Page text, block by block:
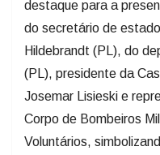
destaque para a
do secretário de
Hildebrandt (PL), do
(PL), presidente da
Josemar Lisieski e
Corpo de Bombeiros
Voluntários,